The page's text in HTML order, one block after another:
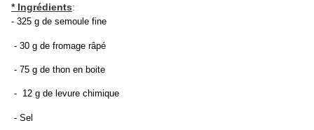
* Ingrédients:
- 325 g de semoule fine
- 30 g de fromage râpé
- 75 g de thon en boite
- 12 g de levure chimique
- Sel